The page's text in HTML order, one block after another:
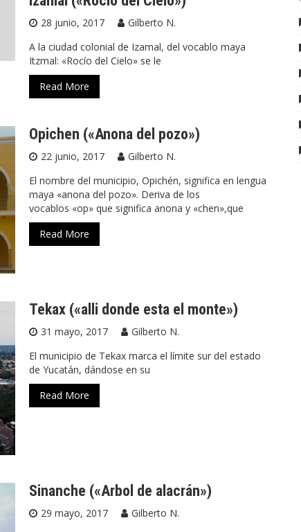
28 junio, 2017
Gilberto N.
A la ciudad colonial de Izamal, del vocablo maya
Itzmal: «Rocío del Cielo» se le
Read More
Opichen («Anona del pozo»)
22 junio, 2017
Gilberto N.
El nombre del municipio, Opichén, significa en lengua
maya «anona del pozo». Deriva de los
vocablos «op» que significa anona y «chen»,que
Read More
Tekax («alli donde esta el monte»)
31 mayo, 2017
Gilberto N.
El municipio de Tekax marca el límite sur del estado
de Yucatán, dándose en su
Read More
Sinanche («Arbol de alacrán»)
29 mayo, 2017
Gilberto N.